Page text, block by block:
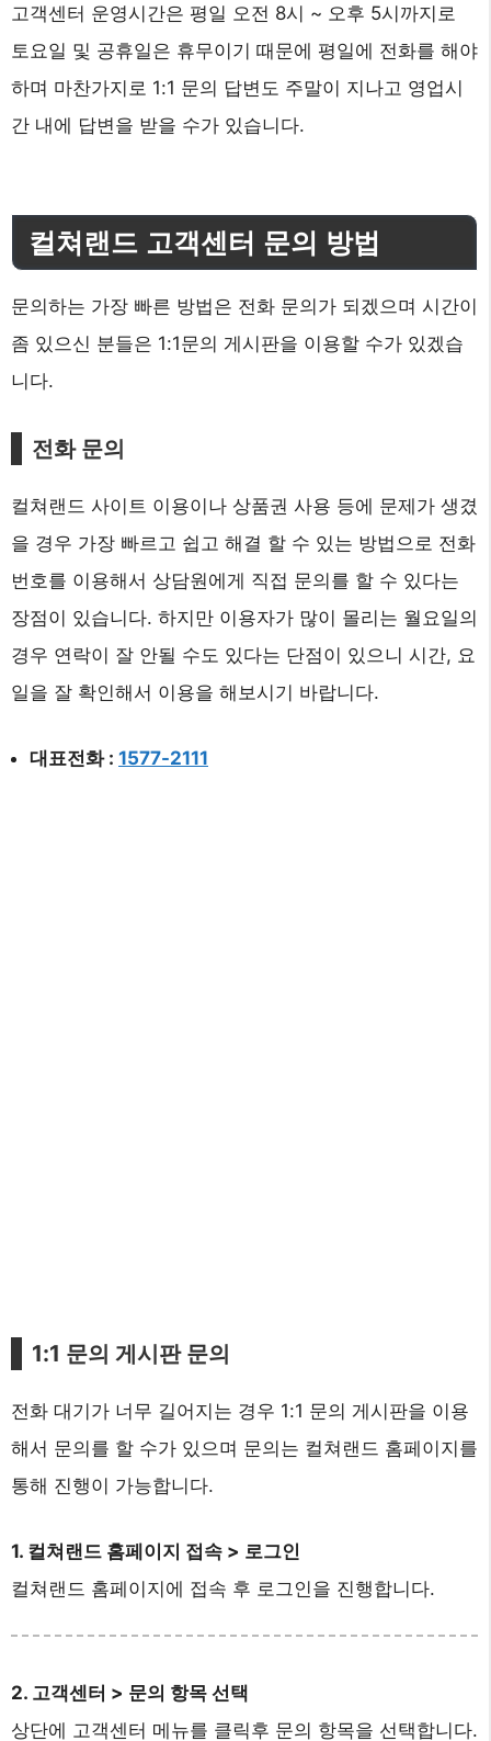
고객센터 운영시간은 평일 오전 8시 ~ 오후 5시까지로
토요일 및 공휴일은 휴무이기 때문에 평일에 전화를 해야
하며 마찬가지로 1:1 문의 답변도 주말이 지나고 영업시
간 내에 답변을 받을 수가 있습니다.
컬쳐랜드 고객센터 문의 방법
문의하는 가장 빠른 방법은 전화 문의가 되겠으며 시간이
좀 있으신 분들은 1:1문의 게시판을 이용할 수가 있겠습
니다.
전화 문의
컬쳐랜드 사이트 이용이나 상품권 사용 등에 문제가 생겼
을 경우 가장 빠르고 쉽고 해결 할 수 있는 방법으로 전화
번호를 이용해서 상담원에게 직접 문의를 할 수 있다는
장점이 있습니다. 하지만 이용자가 많이 몰리는 월요일의
경우 연락이 잘 안될 수도 있다는 단점이 있으니 시간, 요
일을 잘 확인해서 이용을 해보시기 바랍니다.
대표전화 : 1577-2111
1:1 문의 게시판 문의
전화 대기가 너무 길어지는 경우 1:1 문의 게시판을 이용
해서 문의를 할 수가 있으며 문의는 컬쳐랜드 홈페이지를
통해 진행이 가능합니다.
1. 컬쳐랜드 홈페이지 접속 > 로그인
컬쳐랜드 홈페이지에 접속 후 로그인을 진행합니다.
2. 고객센터 > 문의 항목 선택
상단에 고객센터 메뉴를 클릭후 문의 항목을 선택합니다.